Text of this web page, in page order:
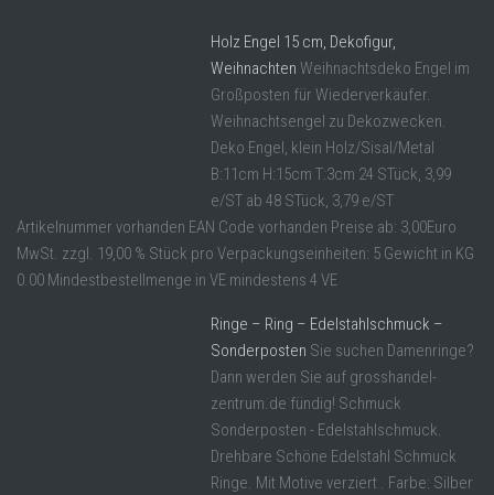
Holz Engel 15 cm, Dekofigur,
Weihnachten Weihnachtsdeko Engel im
Großposten für Wiederverkäufer.
Weihnachtsengel zu Dekozwecken.
Deko Engel, klein Holz/Sisal/Metal
B:11cm H:15cm T:3cm 24 STück, 3,99
e/ST ab 48 STück, 3,79 e/ST
Artikelnummer vorhanden EAN Code vorhanden Preise ab: 3,00Euro
MwSt. zzgl. 19,00 % Stück pro Verpackungseinheiten: 5 Gewicht in KG
0.00 Mindestbestellmenge in VE mindestens 4 VE
Ringe – Ring – Edelstahlschmuck –
Sonderposten Sie suchen Damenringe?
Dann werden Sie auf grosshandel-
zentrum.de fündig! Schmuck
Sonderposten - Edelstahlschmuck.
Drehbare Schöne Edelstahl Schmuck
Ringe. Mit Motive verziert . Farbe: Silber